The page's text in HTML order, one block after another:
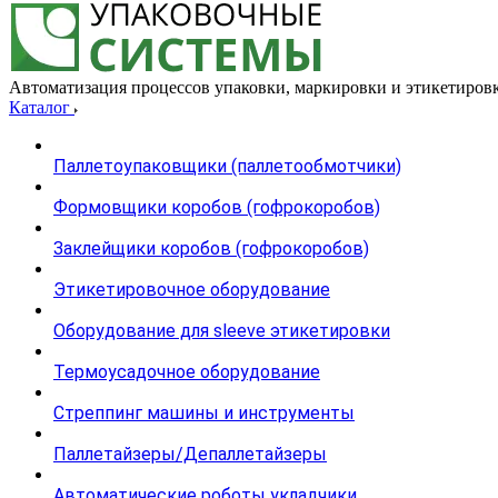
Автоматизация процессов упаковки, маркировки и
Каталог
Паллетоупаковщики (паллетообмотчики)
Формовщики коробов (гофрокоробов)
Заклейщики коробов (гофрокоробов)
Этикетировочное оборудование
Оборудование для sleeve этикетировки
Термоусадочное оборудование
Стреппинг машины и инструменты
Паллетайзеры/Депаллетайзеры